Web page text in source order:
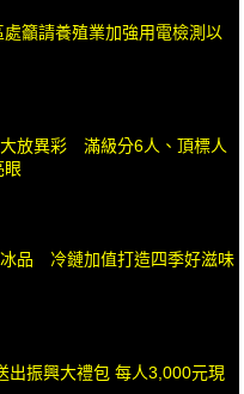
籲請養殖業加強用電檢測以
放異彩 滿級分6人、頂標人
眼
品 冷鏈加值打造四季好滋味
出振興大禮包 每人3,000元現